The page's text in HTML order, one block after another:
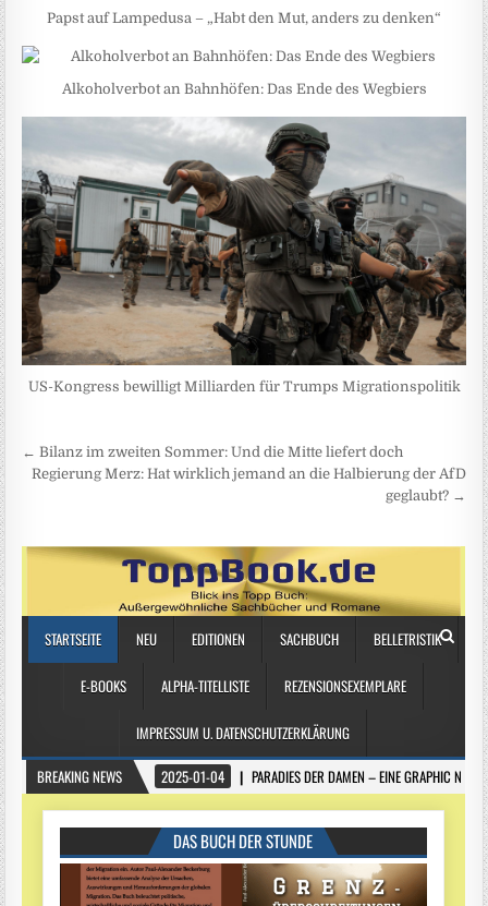
Papst auf Lampedusa – „Habt den Mut, anders zu denken“
Alkoholverbot an Bahnhöfen: Das Ende des Wegbiers
US-Kongress bewilligt Milliarden für Trumps Migrationspolitik
Beitragsnavigation
← Bilanz im zweiten Sommer: Und die Mitte liefert doch
Regierung Merz: Hat wirklich jemand an die Halbierung der AfD
geglaubt? →